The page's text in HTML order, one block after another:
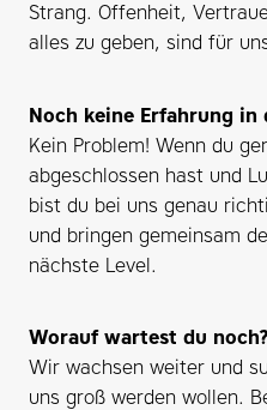
Strang. Offenheit,
alles zu geben, sind für
Noch keine Erfahrung in
Kein Problem! Wenn du
abgeschlossen hast und
bist du bei uns genau
und bringen gemeinsam
nächste Level.
Worauf wartest du noch?
Wir wachsen weiter und
uns groß werden wollen.